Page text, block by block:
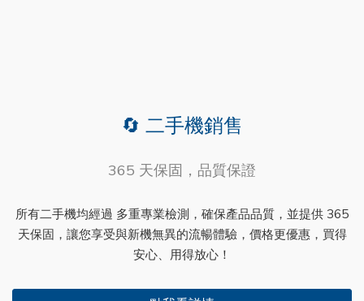
🔄 二手機銷售
365 天保固，品質保證
所有二手機均經過 多重專業檢測，確保產品品質，並提供 365
天保固，讓您享受與新機無異的流暢體驗，價格更優惠，買得
安心、用得放心！